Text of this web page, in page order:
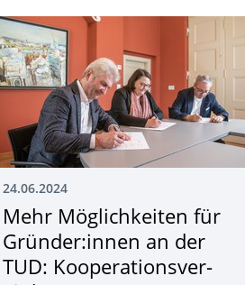
24.06.2024
Mehr Möglichkeiten für
Gründer:innen an der
TUD: Kooperationsver­